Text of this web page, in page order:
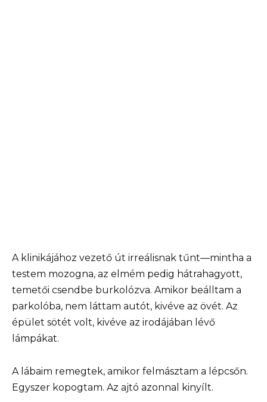
A klinikájához vezető út irreálisnak tűnt—mintha a
testem mozogna, az elmém pedig hátrahagyott,
temetői csendbe burkolózva. Amikor beálltam a
parkolóba, nem láttam autót, kivéve az övét. Az
épület sötét volt, kivéve az irodájában lévő
lámpákat.
A lábaim remegtek, amikor felmásztam a lépcsőn.
Egyszer kopogtam. Az ajtó azonnal kinyílt.